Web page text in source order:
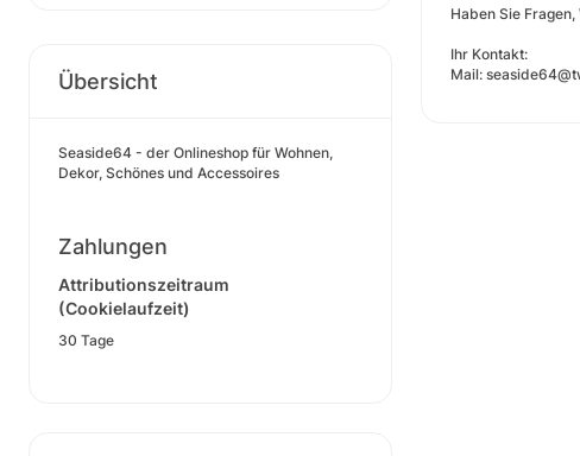
Übersicht
Seaside64 - der Onlineshop für Wohnen,
Dekor, Schönes und Accessoires
Zahlungen
Attributionszeitraum
(Cookielaufzeit)
30 Tage
Haben Sie
Ihr Kontakt:
Mail: